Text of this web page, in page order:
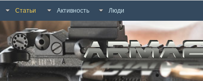
Статьи Активность Люди